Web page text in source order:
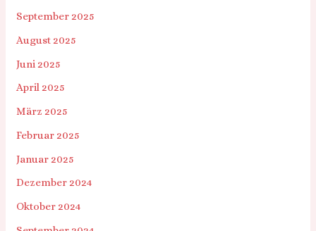
September 2025
August 2025
Juni 2025
April 2025
März 2025
Februar 2025
Januar 2025
Dezember 2024
Oktober 2024